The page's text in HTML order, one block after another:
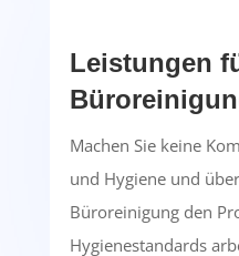
Leistungen
Machen Sie keine
und Hygiene und
Büroreinigung den
Hygienestandards